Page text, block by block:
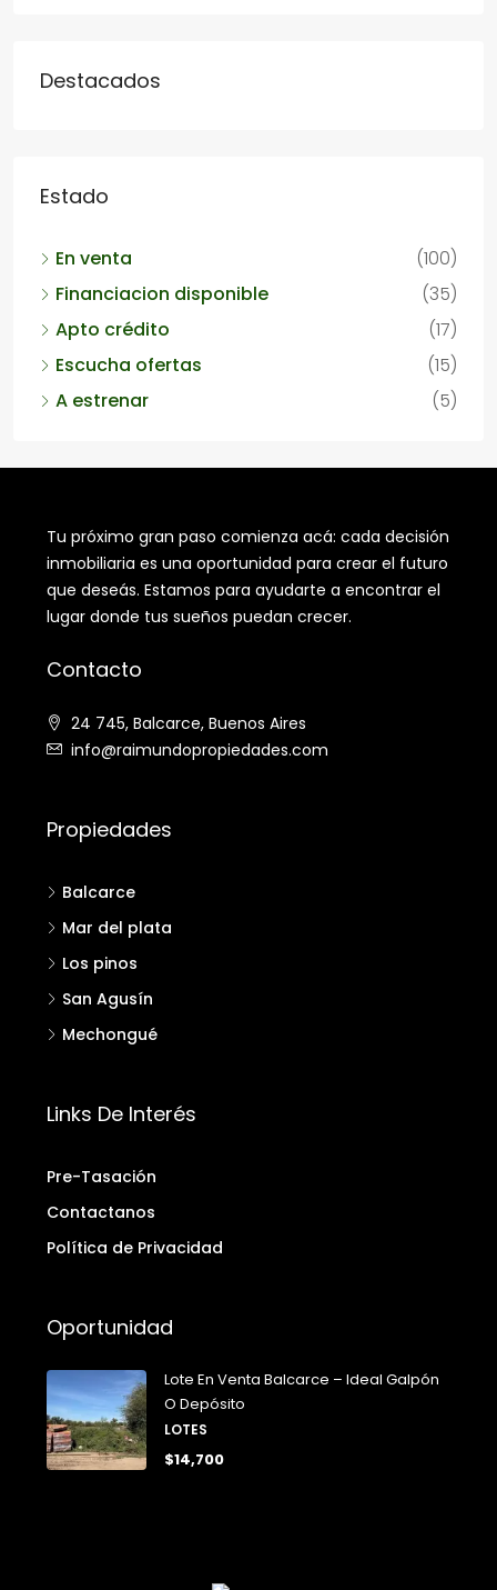
Destacados
Estado
En venta
(100)
Financiacion disponible
(35)
Apto crédito
(17)
Escucha ofertas
(15)
A estrenar
(5)
Tu próximo gran paso comienza acá: cada decisión
inmobiliaria es una oportunidad para crear el futuro
que deseás. Estamos para ayudarte a encontrar el
lugar donde tus sueños puedan crecer.
Contacto
24 745, Balcarce, Buenos Aires
info@raimundopropiedades.com
Propiedades
Balcarce
Mar del plata
Los pinos
San Agusín
Mechongué
Links De Interés
Pre-Tasación
Contactanos
Política de Privacidad
Oportunidad
Lote En Venta Balcarce – Ideal Galpón
O Depósito
LOTES
$14,700